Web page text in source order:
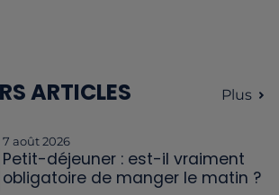
ARTICLES Plus
7 août 2026
Petit-déjeuner : est-il vraiment
obligatoire de manger le matin ?